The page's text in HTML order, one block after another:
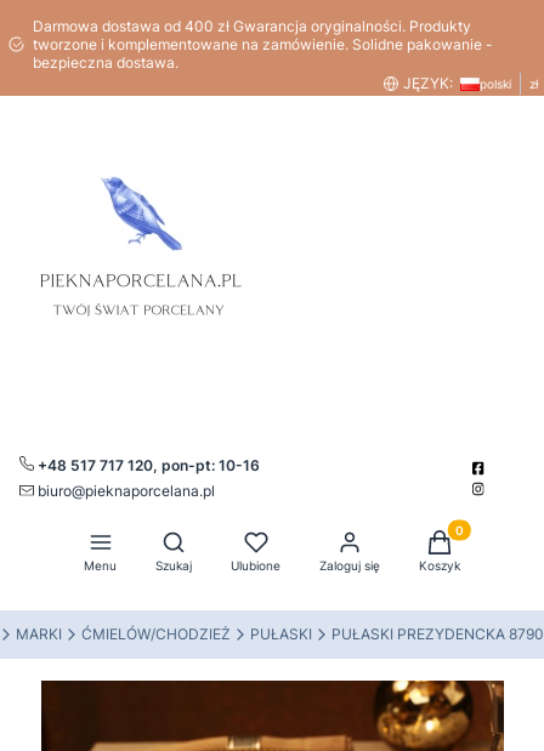
Darmowa dostawa od 400 zł Gwarancja oryginalności. Produkty
tworzone i komplementowane na zamówienie. Solidne pakowanie -
bezpieczna dostawa.
JĘZYK:
polski zł
+48 517 717 120, pon-pt: 10-16
biuro@pieknaporcelana.pl
Menu
Otwórz wyszukiwarkę
Szukaj Ulubione Zaloguj się
Produkty w
Koszyk
MARKI ĆMIELÓW/CHODZIEŻ PUŁASKI PUŁASKI PREZYDENCKA 8790